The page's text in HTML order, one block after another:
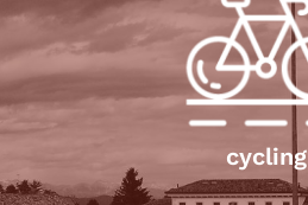
cycling